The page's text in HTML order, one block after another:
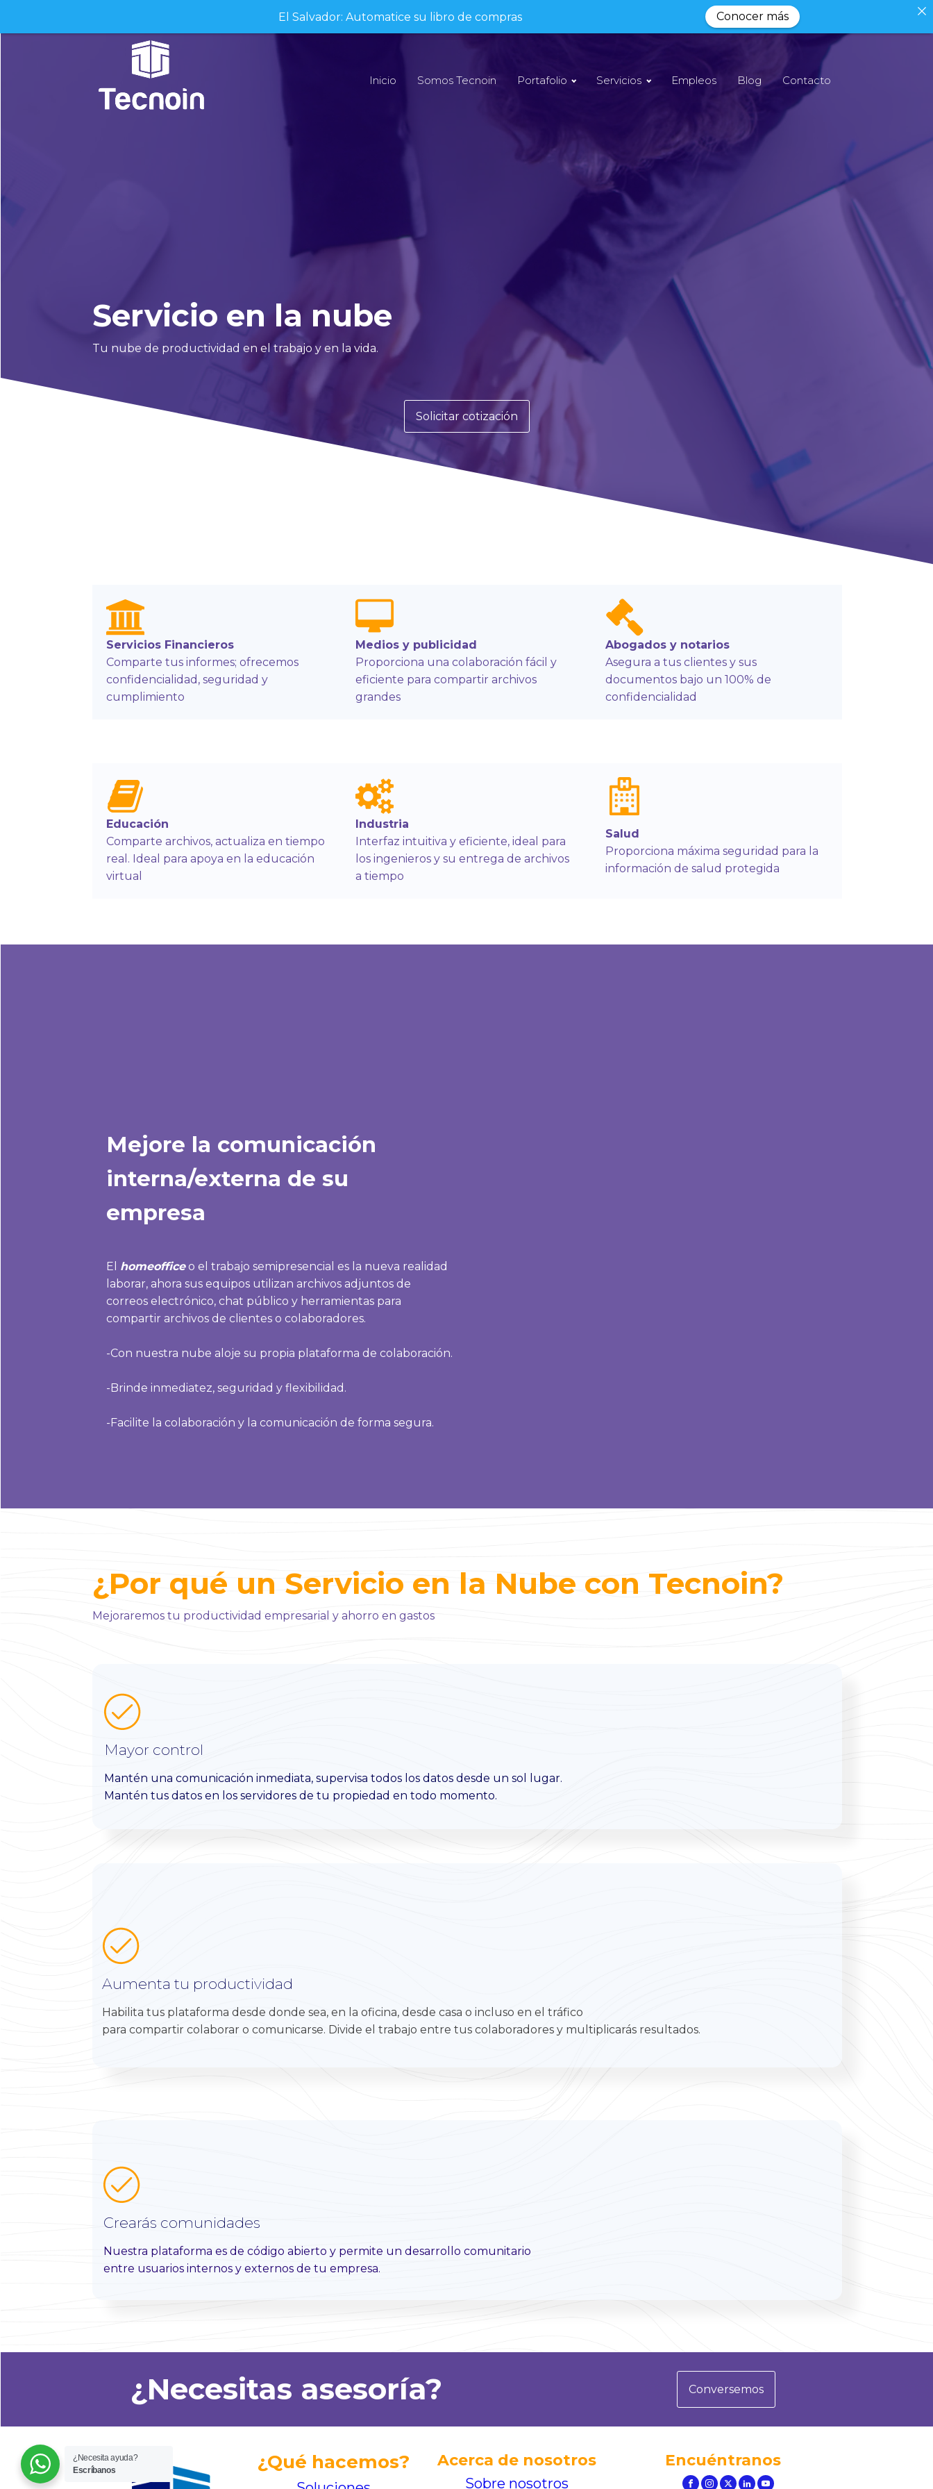
Inicio Somos Tecnoin Portafolio Servicios Empleos Blog Contacto
Servicio en la nube
Tu nube de productividad en el trabajo y en la vida.
Solicitar cotización
Servicios Financieros
Comparte tus informes; ofrecemos
confidencialidad, seguridad y
cumplimiento
Medios y publicidad
Proporciona una colaboración fácil y
eficiente para compartir archivos
grandes
Abogados y notarios
Asegura a tus clientes y sus
documentos bajo un 100% de
confidencialidad
Educación
Comparte archivos, actualiza en tiempo
real. Ideal para apoya en la educación
virtual
Industria
Interfaz intuitiva y eficiente, ideal para
los ingenieros y su entrega de archivos
a tiempo
Salud
Proporciona máxima seguridad para la
información de salud protegida
Mejore la comunicación
interna/externa de su
empresa
El homeofficeo el trabajo semipresencial es la nueva realidad
laborar, ahora sus equipos utilizan archivos adjuntos de
correos electrónico, chat público y herramientas para
compartir archivos de clientes o colaboradores.
-Con nuestra nube aloje su propia plataforma de colaboración.
-Brinde inmediatez, seguridad y flexibilidad.
-Facilite la colaboración y la comunicación de forma segura.
¿Por qué un Servicio en la Nube con Tecnoin?
Mejoraremos tu productividad empresarial y ahorro en gastos
Mayor control
Mantén una comunicación inmediata, supervisa todos los datos desde un sol lugar.
Mantén tus datos en los servidores de tu propiedad en todo momento.
Aumenta tu productividad
Habilita tus plataforma desde donde sea, en la oficina, desde casa o incluso en el tráfico
para compartir colaborar o comunicarse. Divide el trabajo entre tus colaboradores y multiplicarás resultados.
Crearás comunidades
Nuestra plataforma es de código abierto y permite un desarrollo comunitario
entre usuarios internos y externos de tu empresa.
¿Necesitas asesoría? Conversemos
¿Qué hacemos? Acerca de nosotros
Sobre nosotros
Encuéntranos
El Salvador: Automatice su libro de compras Conocer más
¿Necesita ayuda?
Escríbanos